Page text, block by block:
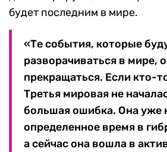
будет последним в мире.
«Те события, которые
разворачиваться в мире,
прекращаться. Если кто-
Третья мировая не
большая ошибка. Она уже
определенное время в
а сейчас она вошла в